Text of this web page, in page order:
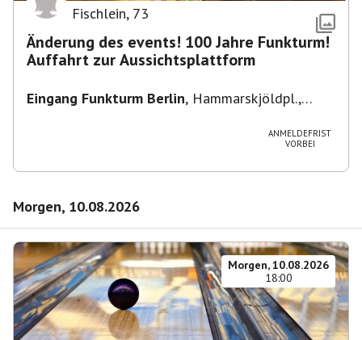
Fischlein, 73
Änderung des events! 100 Jahre Funkturm!
Auffahrt zur Aussichtsplattform
Eingang Funkturm Berlin, Hammarskjöldpl.,
ANMELDEFRIST
VORBEI
Morgen, 10.08.2026
Morgen, 10.08.2026
18:00